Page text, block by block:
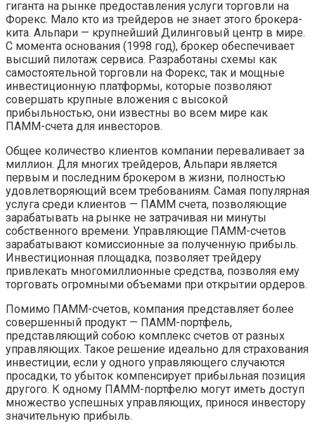
гиганта на рынке предоставления услуги торговли на
Форекс. Мало кто из трейдеров не знает этого брокера-
кита. Альпари — крупнейший Дилинговый центр в мире.
С момента основания (1998 год), брокер обеспечивает
высший пилотаж сервиса. Разработаны схемы как
самостоятельной торговли на Форекс, так и мощные
инвестиционную платформы, которые позволяют
совершать крупные вложения с высокой
прибыльностью, они известны во всем мире как
ПАММ-счета для инвесторов.
Общее количество клиентов компании переваливает за
миллион. Для многих трейдеров, Альпари является
первым и последним брокером в жизни, полностью
удовлетворяющий всем требованиям. Самая популярная
услуга среди клиентов — ПАММ счета, позволяющие
зарабатывать на рынке не затрачивая ни минуты
собственного времени. Управляющие ПАММ-счетов
зарабатывают комиссионные за полученную прибыль.
Инвестиционная площадка, позволяет трейдеру
привлекать многомиллионные средства, позволяя ему
торговать огромными объемами при открытии ордеров.
Помимо ПАММ-счетов, компания представляет более
совершенный продукт — ПАММ-портфель,
представляющий собою комплекс счетов от разных
управляющих. Такое решение идеально для страхования
инвестиции, если у одного управляющего случаются
просадки, то убыток компенсирует прибыльная позиция
другого. К одному ПАММ-портфелю могут иметь доступ
множество успешных управляющих, принося инвестору
значительную прибыль.